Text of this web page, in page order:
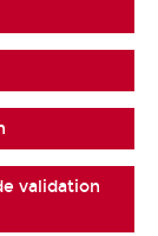
validation